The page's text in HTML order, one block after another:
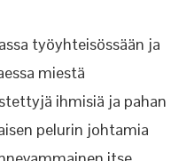
työyhteisössään ja
miestä
ihmisiä ja pahan
pelurin johtamia